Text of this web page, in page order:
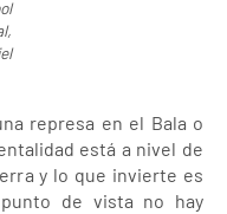
represa en el Bala o
está a nivel de
y lo que invierte es
de vista no hay